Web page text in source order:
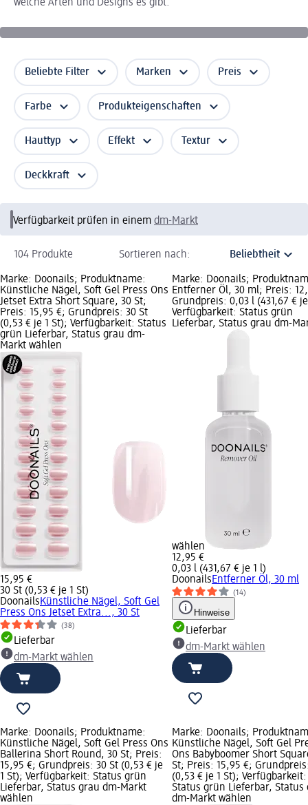
welche Arten und Designs es gibt.
Beliebte Filter Marken Preis
Farbe Produkteigenschaften
Hauttyp Effekt Textur
Deckkraft
Verfügbarkeit prüfen in einem dm-Markt
104 Produkte Sortieren nach:
Marke: Doonails; Produktname:
Künstliche Nägel, Soft Gel Press Ons
Jetset Extra Short Square, 30 St;
Preis: 15,95 €; Grundpreis: 30 St
(0,53 € je 1 St); Verfügbarkeit: Status
grün Lieferbar, Status grau dm-
Markt wählen
15,95 €
30 St (0,53 € je 1 St)
DoonailsKünstliche Nägel, Soft Gel
Press Ons Jetset Extra..., 30 St
(38)
Lieferbar
dm-Markt wählen
Marke: Doonails;
Entferner Öl, 30 ml; Preis:
Grundpreis: 0,03 l (431,67 €
Verfügbarkeit: Status grün
Lieferbar, Status grau dm-
wählen
12,95 €
0,03 l (431,67 € je 1 l)
DoonailsEntferner Öl, 30 ml
(14)
Hinweise
Lieferbar
dm-Markt wählen
Marke: Doonails; Produktname:
Künstliche Nägel, Soft Gel Press Ons
Ballerina Short Round, 30 St; Preis:
15,95 €; Grundpreis: 30 St (0,53 € je
1 St); Verfügbarkeit: Status grün
Lieferbar, Status grau dm-Markt
wählen
Marke: Doonails;
Künstliche Nägel, Soft Gel
Ons Babyboomer Short
St; Preis: 15,95 €;
(0,53 € je 1 St); Verfügbarkeit:
Status grün Lieferbar, Status
dm-Markt wählen